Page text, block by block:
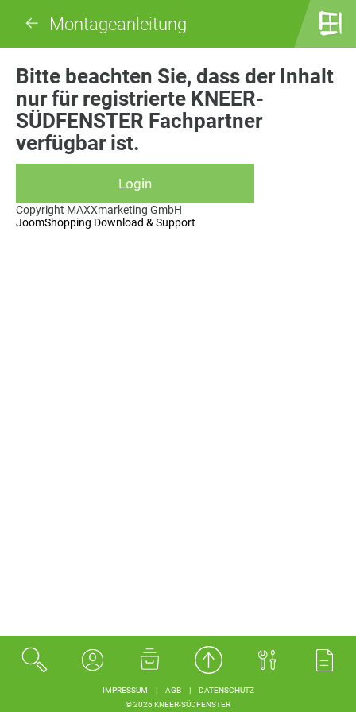
Montageanleitung
Bitte beachten Sie, dass der Inhalt
nur für registrierte KNEER-
SÜDFENSTER Fachpartner
verfügbar ist.
Copyright MAXXmarketing GmbH
JoomShopping Download & Support
© 2026 KNEER-SÜDFENSTER
IMPRESSUM AGB DATENSCHUTZ